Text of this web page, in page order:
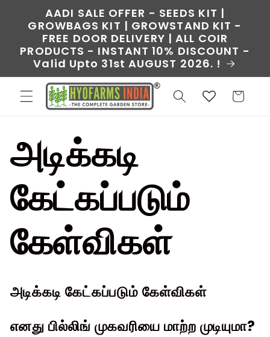
உள்ளடக்கத்திற்கு
செல்க
AADI SALE OFFER - SEEDS KIT |
GROWBAGS KIT | GROWSTAND KIT -
FREE DOOR DELIVERY | ALL COIR
PRODUCTS - INSTANT 10% DISCOUNT -
Valid Upto 31st AUGUST 2026. !
வண்டி
அடிக்கடி
கேட்கப்படும்
கேள்விகள்
அடிக்கடி கேட்கப்படும் கேள்விகள்
எனது பில்லிங் முகவரியை மாற்ற முடியுமா?